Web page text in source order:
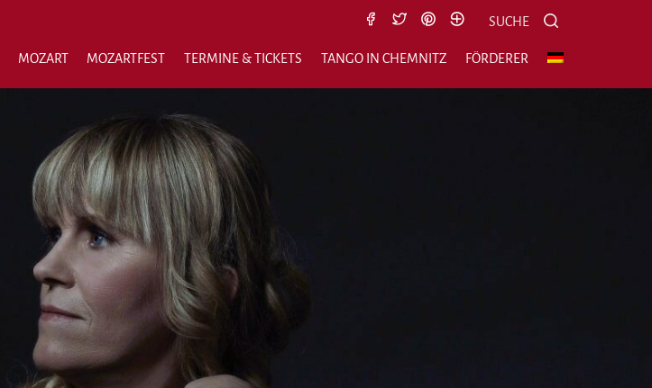
SUCHE
MOZART MOZARTFEST TERMINE & TICKETS TANGO IN CHEMNITZ FÖRDERER